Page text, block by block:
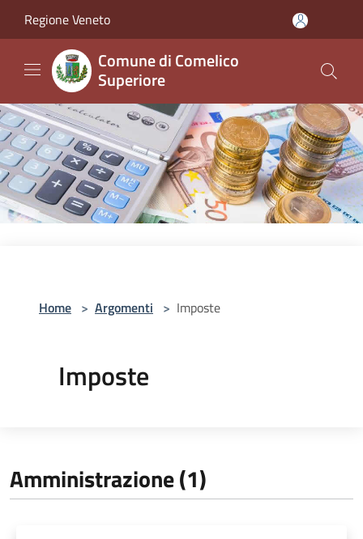
Regione Veneto
Comune di Comelico
Superiore
Home > Argomenti > Imposte
Imposte
Amministrazione (1)